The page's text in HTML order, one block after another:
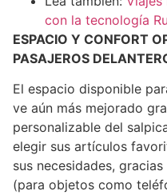
con la tecnología
ESPACIO Y CONFORT
PASAJEROS
El espacio disponible
ve aún más mejorado
personalizable del
elegir sus artículos
sus necesidades,
(para objetos como